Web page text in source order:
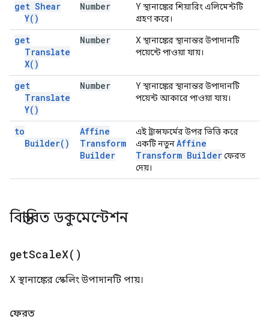
get Shear
Y( )
Number
Y স্থানাঙ্কের শিয়ারিং এলিমেন্টটি
গ্রহণ করে।
get
Translate
X( )
Number
X স্থানাঙ্কের স্থানান্তর উপাদানটি
পয়েন্টে পাওয়া যায়।
get
Translate
Y( )
Number
Y স্থানাঙ্কের স্থানান্তর উপাদানটি
পয়েন্ট আকারে পাওয়া যায়।
to
Builder( )
Affine
Transform
Builder
এই ট্রান্সফর্মের উপর ভিত্তি করে
একটি নতুনAffine
Transform Builderফেরত
দেয়।
বিস্তারিত ডকুমেন্টেশন
getScaleX( )
X স্থানাঙ্কের স্কেলিং উপাদানটি পায়।
ফেরত